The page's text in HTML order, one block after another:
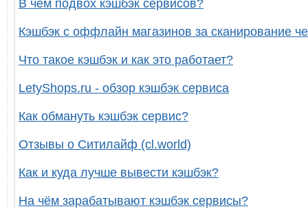
В чем подвох кэшбэк сервисов?
Кэшбэк с оффлайн магазинов за сканирование
Что такое кэшбэк и как это работает?
LetyShops.ru - обзор кэшбэк сервиса
Как обмануть кэшбэк сервис?
Отзывы о Ситилайф (cl.world)
Как и куда лучше вывести кэшбэк?
На чём зарабатывают кэшбэк сервисы?